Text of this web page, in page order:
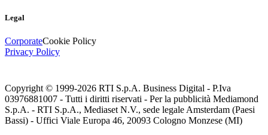
Legal
CorporateCookie Policy
Privacy Policy
Copyright © 1999-2026 RTI S.p.A. Business Digital - P.Iva
03976881007 - Tutti i diritti riservati - Per la pubblicità Mediamond
S.p.A. - RTI S.p.A., Mediaset N.V., sede legale Amsterdam (Paesi
Bassi) - Uffici Viale Europa 46, 20093 Cologno Monzese (MI)